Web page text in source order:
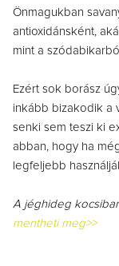
Önmagukban
antioxidánsként,
mint a
Ezért sok borász
inkább bizakodik a
senki sem teszi ki
abban, hogy ha
legfeljebb
A jéghideg
mentheti meg>>